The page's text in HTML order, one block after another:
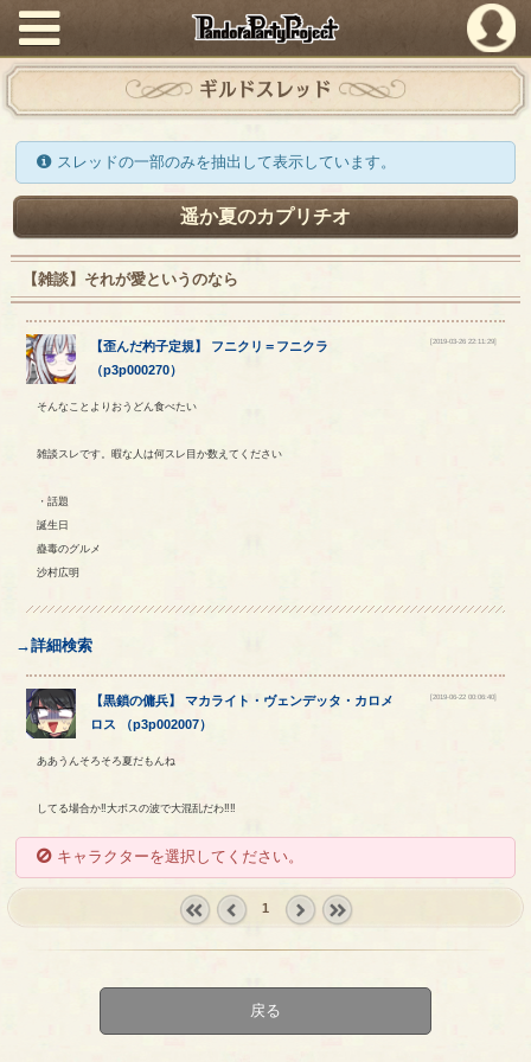
PandoraPartyProject
ギルドスレッド
スレッドの一部のみを抽出して表示しています。
遥か夏のカプリチオ
【雑談】それが愛というのなら
【歪んだ杓子定規】 フニクリ ＝ フニクラ
（p3p000270）
[2019-03-26 22:11:29]
そんなことよりおうどん食べたい
雑談スレです。暇な人は何スレ目か数えてください
・話題
誕生日
蠱毒のグルメ
沙村広明
→詳細検索
【黒鎖の傭兵】マカライト ・ ヴェンデッタ ・ カロメ
ロス （p3p002007）
[2019-06-22 00:06:40]
ああうんそろそろ夏だもんね
してる場合か‼︎大ボスの波で大混乱だわ‼︎‼︎
キャラクターを選択してください。
1
戻る